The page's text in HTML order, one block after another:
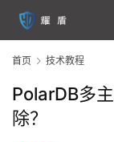
首页 技术教程
PolarDB多
除？